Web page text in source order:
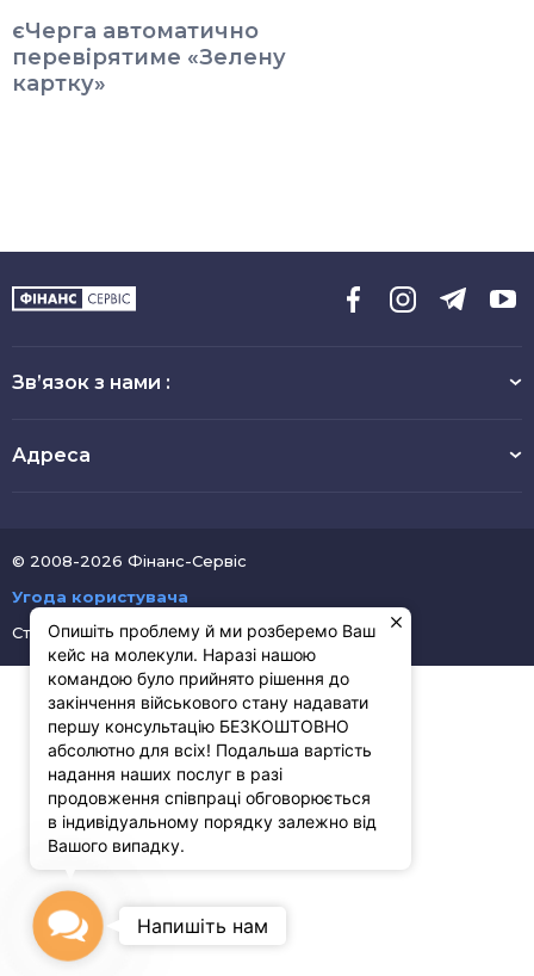
єЧерга автоматично
перевірятиме «Зелену
картку»
Зв’язок з нами :
Адреса
© 2008-2026 Фінанс-Сервіс
Угода користувача
Створення сайтівPluton Digital
Contact
Напишіть нам
Опишіть проблему й ми розберемо Ваш
кейс на молекули. Наразі нашою
командою було прийнято рішення до
закінчення військового стану надавати
першу консультацію БЕЗКОШТОВНО
абсолютно для всіх! Подальша вартість
надання наших послуг в разі
продовження співпраці обговорюється
в індивідуальному порядку залежно від
Вашого випадку.